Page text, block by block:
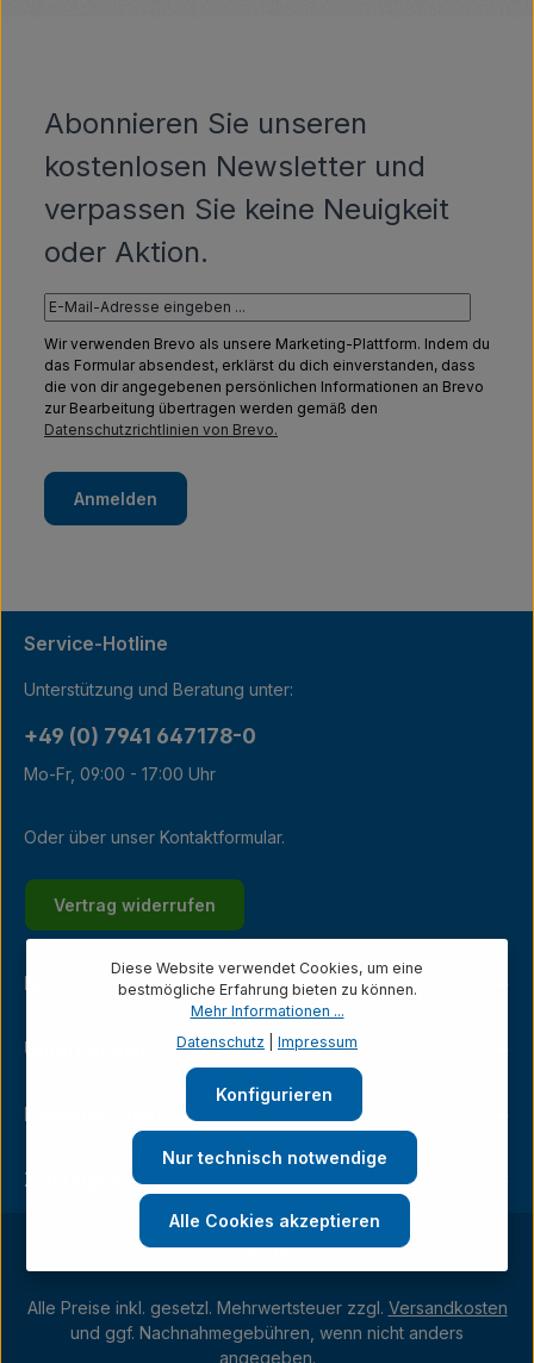
Abonnieren Sie unseren
kostenlosen Newsletter und
verpassen Sie keine Neuigkeit
oder Aktion.
Wir verwenden Brevo als unsere Marketing-Plattform. Indem du
das Formular absendest, erklärst du dich einverstanden, dass
die von dir angegebenen persönlichen Informationen an Brevo
zur Bearbeitung übertragen werden gemäß den
Datenschutzrichtlinien von Brevo.
Anmelden
Service-Hotline
Unterstützung und Beratung unter:
+49 (0) 7941 647178-0
Mo-Fr, 09:00 - 17:00 Uhr
Oder über unser Kontaktformular.
Vertrag widerrufen
Kundenservice
Unternehmen
Ladengeschäft
Zahlungsarten
Alle Preise inkl. gesetzl. Mehrwertsteuer zzgl. Versandkosten
und ggf. Nachnahmegebühren, wenn nicht anders
angegeben.
Diese Website verwendet Cookies, um eine
bestmögliche Erfahrung bieten zu können.
Mehr Informationen ...
Datenschutz
Impressum
Nur technisch notwendige
Konfigurieren
Alle Cookies akzeptieren